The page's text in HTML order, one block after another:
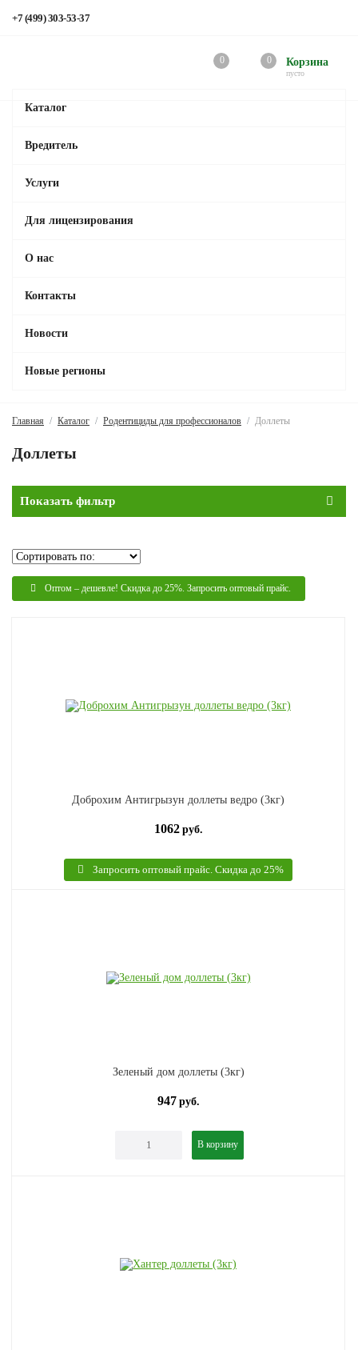
+7 (499) 303-53-37
0 0 Корзина
пусто
Каталог
Вредитель
Услуги
Для лицензирования
О нас
Контакты
Новости
Новые регионы
Главная Каталог Родентициды для профессионалов Доллеты
Доллеты
Показать фильтр
Оптом – дешевле! Скидка до 25%. Запросить оптовый прайс.
Доброхим Антигрызун доллеты ведро (3кг)
1062 руб.
Запросить оптовый прайс. Скидка до 25%
Зеленый дом доллеты (3кг)
947 руб.
В корзину